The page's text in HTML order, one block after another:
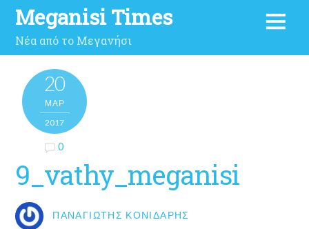
Meganisi Times
Νέα από το Μεγανήσι
20
ΜΑΡ
2017
0
9_vathy_meganisi
ΠΑΝΑΓΙΏΤΗΣ ΚΟΝΙΔΆΡΗΣ